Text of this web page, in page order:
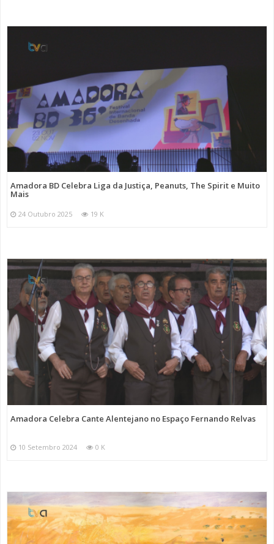
Amadora BD Celebra Liga da Justiça, Peanuts, The Spirit e Muito
Mais
24 Outubro 2025 19 K
Amadora Celebra Cante Alentejano no Espaço Fernando Relvas
10 Setembro 2024 0 K